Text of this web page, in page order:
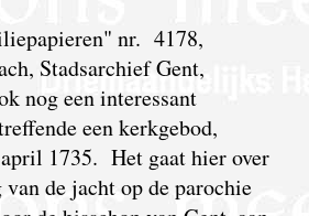
nr. 4178,
Stadsarchief Gent,
nog een interessant
een kerkgebod,
1735. Het gaat hier over
de jacht op de parochie